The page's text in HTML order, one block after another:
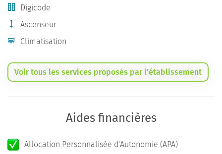
Digicode
Ascenseur
Climatisation
Voir tous les services proposés par l’établissement
Aides financières
Allocation Personnalisée d'Autonomie (APA)